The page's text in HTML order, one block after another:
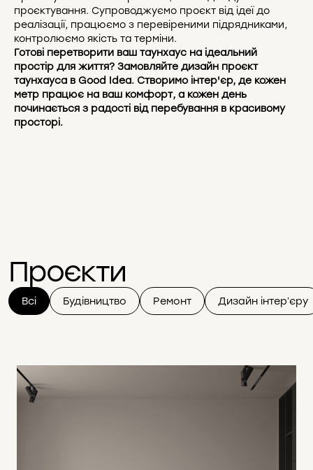
проєктування. Супроводжуємо проєкт від ідеї до
реалізації, працюємо з перевіреними підрядниками,
контролюємо якість та терміни.
Готові перетворити ваш таунхаус на ідеальний
простір для життя? Замовляйте дизайн проєкт
таунхауса в Good Idea. Створимо інтер'єр, де кожен
метр працює на ваш комфорт, а кожен день
починається з радості від перебування в красивому
просторі.
Проєкти
Всі Будівництво Ремонт Дизайн інтерʼєру